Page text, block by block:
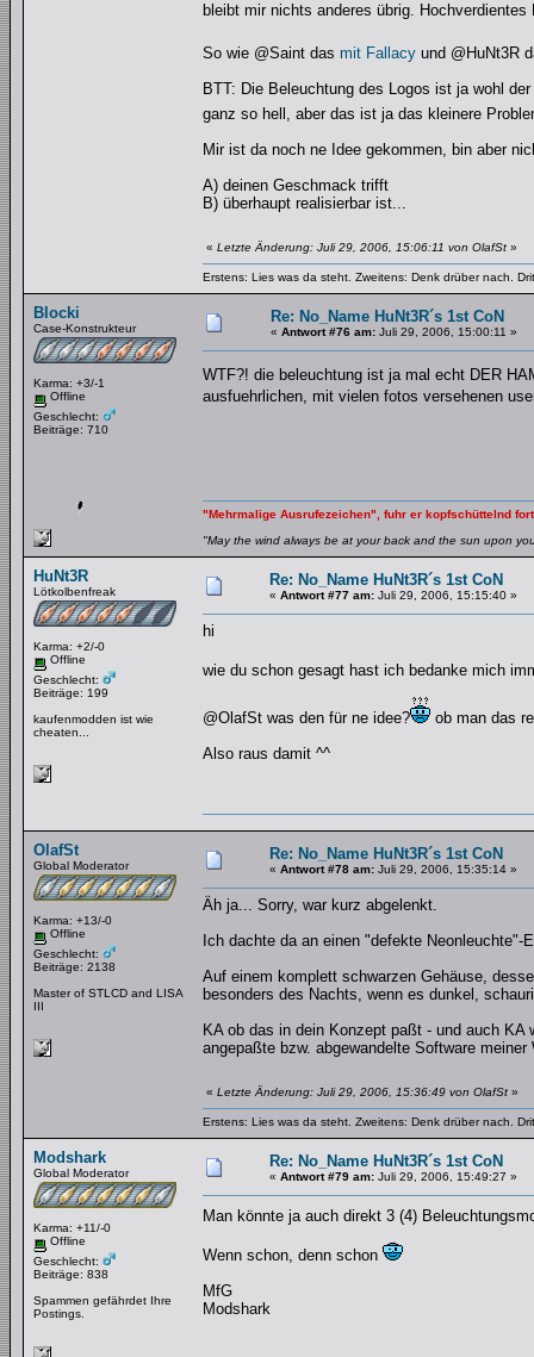
bleibt mir nichts anderes übrig. Hochverdientes
So wie @Saint das mit Fallacy und @HuNt3R
BTT: Die Beleuchtung des Logos ist ja wohl
ganz so hell, aber das ist ja das kleinere
Mir ist da noch ne Idee gekommen, bin aber
A) deinen Geschmack trifft
B) überhaupt realisierbar ist...
« Letzte Änderung: Juli 29, 2006, 15:06:11 von OlafSt »
Erstens: Lies was da steht. Zweitens: Denk drüber nach.
Blocki
Case-Konstrukteur
Karma: +3/-1
Offline
Geschlecht:
Beiträge: 710
Re: No_Name HuNt3R´s 1st CoN
« Antwort #76 am: Juli 29, 2006, 15:00:11 »
WTF?! die beleuchtung ist ja mal echt DER
ausfuehrlichen, mit vielen fotos versehenen
"Mehrmalige Ausrufezeichen", fuhr er kopfschüttelnd
"May the wind always be at your back and the sun upon
HuNt3R
Lötkolbenfreak
Karma: +2/-0
Offline
Geschlecht:
Beiträge: 199
kaufenmodden ist wie
cheaten...
Re: No_Name HuNt3R´s 1st CoN
« Antwort #77 am: Juli 29, 2006, 15:15:40 »
hi
wie du schon gesagt hast ich bedanke mich
@OlafSt was den für ne idee?
ob man das
Also raus damit ^^
OlafSt
Global Moderator
Karma: +13/-0
Offline
Geschlecht:
Beiträge: 2138
Master of STLCD and LISA
III
Re: No_Name HuNt3R´s 1st CoN
« Antwort #78 am: Juli 29, 2006, 15:35:14 »
Äh ja... Sorry, war kurz abgelenkt.
Ich dachte da an einen "defekte
Auf einem komplett schwarzen Gehäuse,
besonders des Nachts, wenn es dunkel,
KA ob das in dein Konzept paßt - und auch
angepaßte bzw. abgewandelte Software
« Letzte Änderung: Juli 29, 2006, 15:36:49 von OlafSt »
Erstens: Lies was da steht. Zweitens: Denk drüber nach.
Modshark
Global Moderator
Karma: +11/-0
Offline
Geschlecht:
Beiträge: 838
Spammen gefährdet Ihre
Postings.
Re: No_Name HuNt3R´s 1st CoN
« Antwort #79 am: Juli 29, 2006, 15:49:27 »
Man könnte ja auch direkt 3 (4)
Wenn schon, denn schon
MfG
Modshark